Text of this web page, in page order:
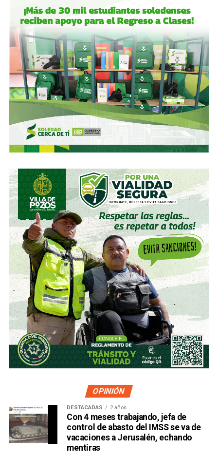
OPINIÓN
DESTACADAS 2 años
Con 4 meses trabajando, jefa de
control de abasto del IMSS se va de
vacaciones a Jerusalén, echando
mentiras